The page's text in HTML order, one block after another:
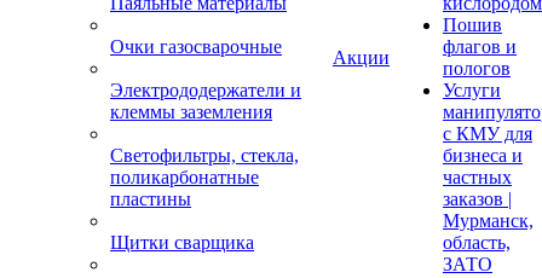
Очки газосварочные
Электрододержатели и
клеммы заземления
Светофильтры, стекла,
поликарбонатные
пластины
Щитки сварщика
Акции
Пошив
флагов и
пологов
Услуги
с КМУ для
бизнеса и
частных
заказов |
Мурманск,
область,
ЗАТО